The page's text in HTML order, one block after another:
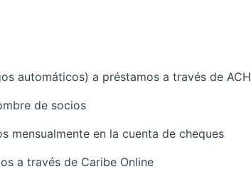
automáticos) a préstamos a través de ACH
de socios
mensualmente en la cuenta de cheques
a través de Caribe Online